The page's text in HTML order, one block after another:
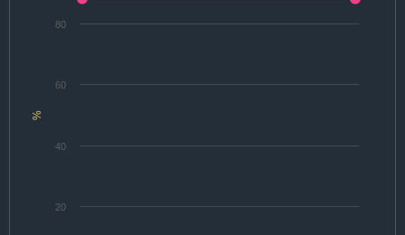
%
20
40
60
80